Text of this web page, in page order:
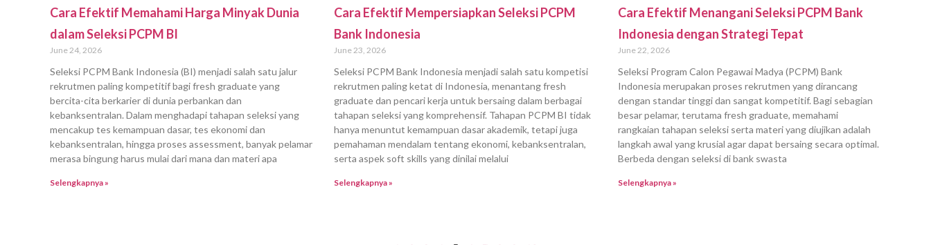
Cara Efektif Memahami Harga Minyak Dunia
dalam Seleksi PCPM BI
June 24, 2026
Seleksi PCPM Bank Indonesia (BI) menjadi salah satu jalur
rekrutmen paling kompetitif bagi fresh graduate yang
bercita-cita berkarier di dunia perbankan dan
kebanksentralan. Dalam menghadapi tahapan seleksi yang
mencakup tes kemampuan dasar, tes ekonomi dan
kebanksentralan, hingga proses assessment, banyak pelamar
merasa bingung harus mulai dari mana dan materi apa
Selengkapnya »
Cara Efektif Mempersiapkan Seleksi PCPM
Bank Indonesia
June 23, 2026
Seleksi PCPM Bank Indonesia menjadi salah satu kompetisi
rekrutmen paling ketat di Indonesia, menantang fresh
graduate dan pencari kerja untuk bersaing dalam berbagai
tahapan seleksi yang komprehensif. Tahapan PCPM BI tidak
hanya menuntut kemampuan dasar akademik, tetapi juga
pemahaman mendalam tentang ekonomi, kebanksentralan,
serta aspek soft skills yang dinilai melalui
Selengkapnya »
Cara Efektif Menangani Seleksi PCPM Bank
Indonesia dengan Strategi Tepat
June 22, 2026
Seleksi Program Calon Pegawai Madya (PCPM) Bank
Indonesia merupakan proses rekrutmen yang dirancang
dengan standar tinggi dan sangat kompetitif. Bagi sebagian
besar pelamar, terutama fresh graduate, memahami
rangkaian tahapan seleksi serta materi yang diujikan adalah
langkah awal yang krusial agar dapat bersaing secara optimal.
Berbeda dengan seleksi di bank swasta
Selengkapnya »